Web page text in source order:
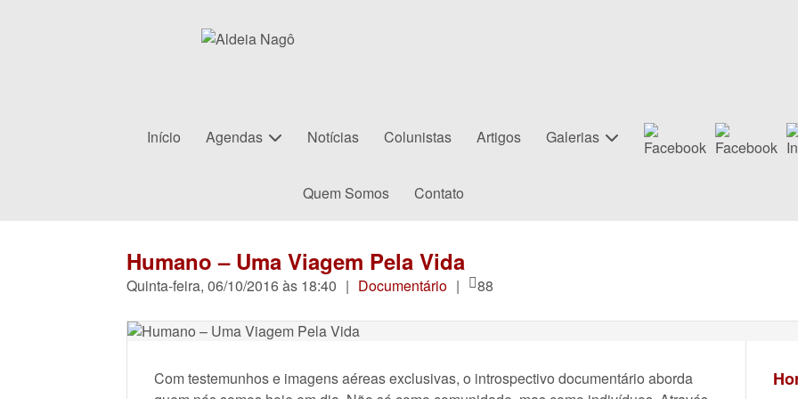
Início Agendas Notícias Colunistas Artigos Galerias
Quem Somos Contato
Humano – Uma Viagem Pela Vida
Quinta-feira, 06/10/2016 às 18:40 | Documentário | 88
Com testemunhos e imagens aéreas exclusivas, o introspectivo documentário aborda